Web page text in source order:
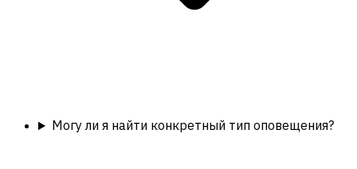
Могу ли я найти конкретный тип оповещения?